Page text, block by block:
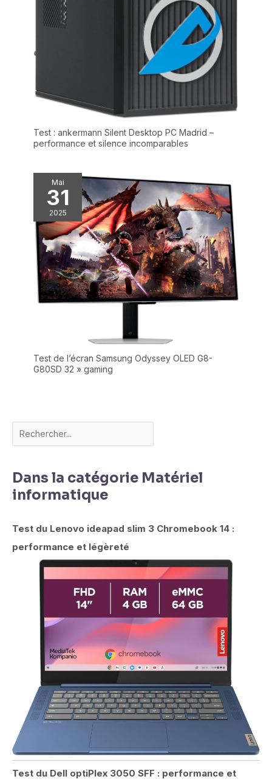
recherche d’un ordinateur
portable bon marché mais
fiable ? Ce modèle est le
meilleur allié des utilisateurs
(ouvrir plusieurs onglets sans
quotidien, sans se ruiner.
Test : ankermann Silent Desktop PC Madrid –
performance et silence incomparables
Mai
31
2025
Test de l’écran Samsung Odyssey OLED G8-
G80SD 32 » gaming
Dans la catégorie Matériel
informatique
Test du Lenovo ideapad slim 3 Chromebook 14 :
performance et légèreté
Test du Dell optiPlex 3050 SFF : performance et